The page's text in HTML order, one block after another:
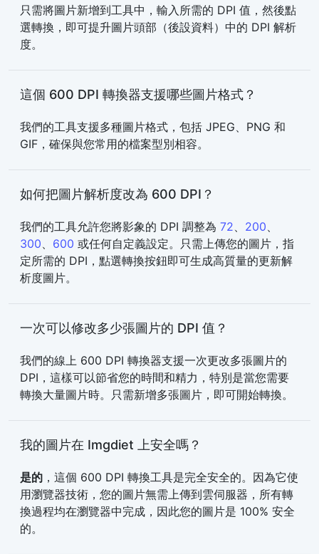
只需將圖片新增到工具中，輸入所需的 DPI 值，然後點
選轉換，即可提升圖片頭部（後設資料）中的 DPI 解析
度。
這個 600 DPI 轉換器支援哪些圖片格式？
我們的工具支援多種圖片格式，包括 JPEG、PNG 和
GIF，確保與您常用的檔案型別相容。
如何把圖片解析度改為 600 DPI？
我們的工具允許您將影象的 DPI 調整為 72、 200、
300、 600 或任何自定義設定。只需上傳您的圖片，指
定所需的 DPI，點選轉換按鈕即可生成高質量的更新解
析度圖片。
一次可以修改多少張圖片的 DPI 值？
我們的線上 600 DPI 轉換器支援一次更改多張圖片的
DPI，這樣可以節省您的時間和精力，特別是當您需要
轉換大量圖片時。只需新增多張圖片，即可開始轉換。
我的圖片在 Imgdiet 上安全嗎？
是的 ，這個 600 DPI 轉換工具是完全安全的。因為它使
用瀏覽器技術，您的圖片無需上傳到雲伺服器，所有轉
換過程均在瀏覽器中完成，因此您的圖片是 100% 安全
的。